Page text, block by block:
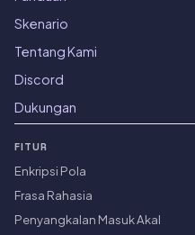
Skenario
Tentang Kami
Discord
Dukungan
FITUR
Enkripsi Pola
Frasa Rahasia
Penyangkalan Masuk Akal